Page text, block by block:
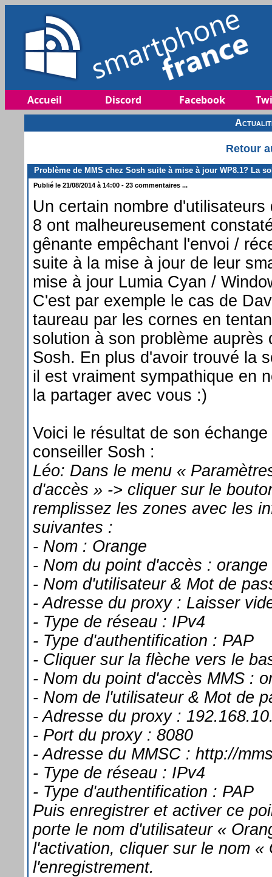
Accueil Discord Facebook
Retour
Problème de MMS chez Sosh suite à mise à jour WP8.1? La
Publié le 21/08/2014 à 14:00 - 23 commentaires ...
Un certain nombre
8 ont malheureusement
gênante empêchant l'envoi /
suite à la mise à jour de leur
mise à jour Lumia Cyan /
C'est par exemple le cas de
taureau par les cornes en
solution à son problème auprès
Sosh. En plus d'avoir trouvé la
il est vraiment sympathique en
la partager avec vous :)
Voici le résultat de son
conseiller Sosh :
Léo: Dans le menu «
d'accès » -> cliquer sur le
remplissez les zones avec les
suivantes :
- Nom : Orange
- Nom du point d'accès : orange
- Nom d'utilisateur & Mot de
- Adresse du proxy : Laisser
- Type de réseau : IPv4
- Type d'authentification : PAP
- Cliquer sur la flèche vers le
- Nom du point d'accès MMS :
- Nom de l'utilisateur & Mot de
- Adresse du proxy :
- Port du proxy : 8080
- Adresse du MMSC : http://
- Type de réseau : IPv4
- Type d'authentification : PAP
Puis enregistrer et activer ce
porte le nom d'utilisateur «
l'activation, cliquer sur le nom «
l'enregistrement.